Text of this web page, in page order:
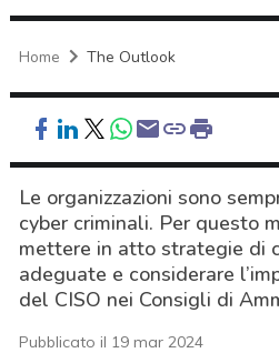
Home The Outlook
Le organizzazioni sono
cyber criminali. Per questo
mettere in atto strategie di
adeguate e considerare
del CISO nei Consigli di
Pubblicato il 19 mar 2024